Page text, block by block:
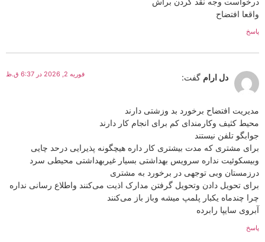
واقعا افتضاح
پاسخ
دل ارام گفت: فوریه 2, 2026 در 6:37 ق.ظ
مدیریت افتضاح برخورد بد وزشتی دارند
محیط کثیف وکارمندای کم برای انجام کار دارند
جوابگو تلفن نیستند
برای مشتری که مدت بیشتری کار داره هیچگونه پذیرایی درحد چایی
وبیسکوئیت نداره سرویس بهداشتی بسیار غیربهداشتی محیطی سرد
درزمستان وبی توجهی در برخورد به مشتری
برای تحویل دادن وتحویل گرفتن مدارک اذیت می‌کنند واطلاع رسانی نداره
چرا چندماه یکبار پلمپ میشه وباز باز می‌کنند
آبروی سایپا رابرده
پاسخ